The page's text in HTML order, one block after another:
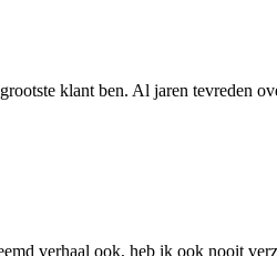
klant ben. Al jaren tevreden
verhaal ook, heb ik ook nooit